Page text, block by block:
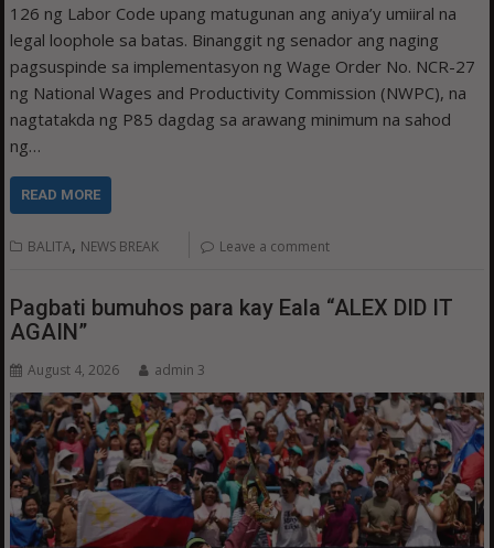
126 ng Labor Code upang matugunan ang aniya’y umiiral na
legal loophole sa batas. Binanggit ng senador ang naging
pagsuspinde sa implementasyon ng Wage Order No. NCR-27
ng National Wages and Productivity Commission (NWPC), na
nagtatakda ng P85 dagdag sa arawang minimum na sahod
ng…
READ MORE
BALITA, NEWS BREAK Leave a comment
Pagbati bumuhos para kay Eala “ALEX DID IT
AGAIN”
August 4, 2026 admin 3